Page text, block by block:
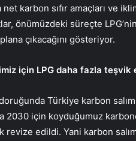
karbon sıfır amaçları ve
önümüzdeki süreçte
çıkacağını gösteriyor.
için LPG daha fazla teşvik
Türkiye karbon
2030 için koyduğumuz
revize edildi. Yani karbon